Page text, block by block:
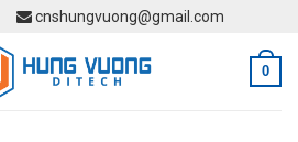
cnshungvuong@gmail.com
0